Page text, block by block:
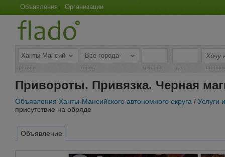
Объявления Организации
-
регион город цена от до
Привороты. Привязка. Черная
Объявления Ханты-Мансийского автономного округа / Услуги
присутствие на обряде
Объявление